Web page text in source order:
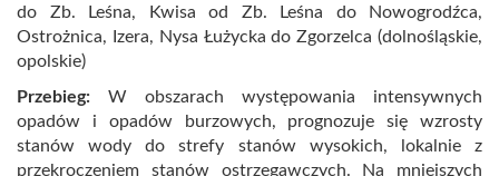
do Zb. Leśna, Kwisa od Zb. Leśna do Nowogrodźca,
Ostrożnica, Izera, Nysa Łużycka do Zgorzelca (dolnośląskie,
opolskie)
Przebieg: W obszarach występowania intensywnych
opadów i opadów burzowych, prognozuje się wzrosty
stanów wody do strefy stanów wysokich, lokalnie z
przekroczeniem stanów ostrzegawczych. Na mniejszych